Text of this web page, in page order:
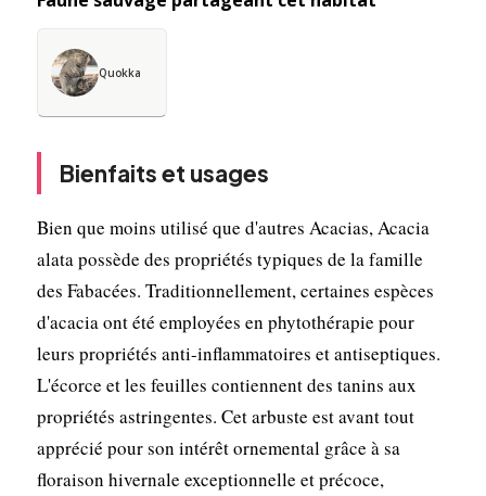
Quokka
Bienfaits et usages
Bien que moins utilisé que d'autres Acacias, Acacia
alata possède des propriétés typiques de la famille
des Fabacées. Traditionnellement, certaines espèces
d'acacia ont été employées en phytothérapie pour
leurs propriétés anti-inflammatoires et antiseptiques.
L'écorce et les feuilles contiennent des tanins aux
propriétés astringentes. Cet arbuste est avant tout
apprécié pour son intérêt ornemental grâce à sa
floraison hivernale exceptionnelle et précoce,